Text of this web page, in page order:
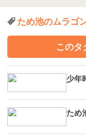
ため池のムラゴ
このタ
少年
ため